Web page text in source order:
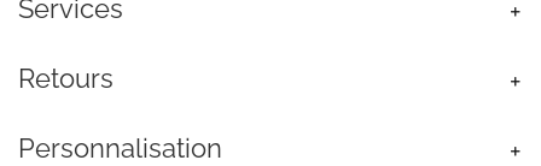
Services
Retours
Personnalisation